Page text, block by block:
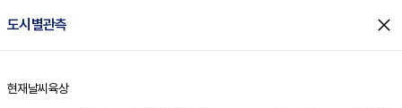
도시별관측 close
홈
현재날씨 육상